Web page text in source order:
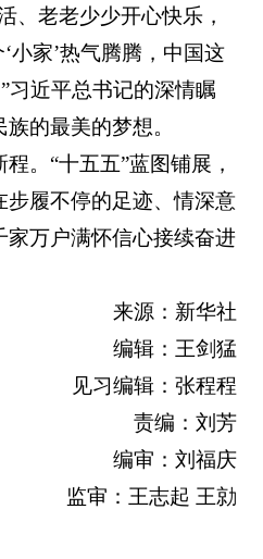
、老老少少开心快乐，
小家’热气腾腾，中国这
习近平总书记的深情瞩
的最美的梦想。
。“十五五”蓝图铺展，
步履不停的足迹、情深意
万户满怀信心接续奋进
来源：新华社
编辑：王剑猛
见习编辑：张程程
责编：刘芳
编审：刘福庆
监审：王志起 王勍